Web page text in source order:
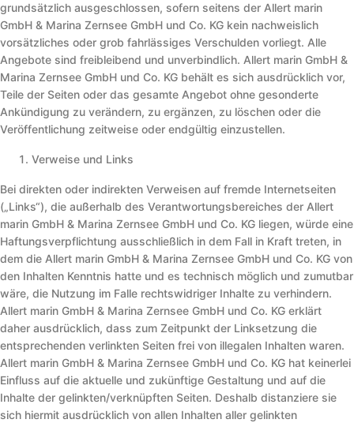
grundsätzlich ausgeschlossen, sofern seitens der Allert marin
GmbH & Marina Zernsee GmbH und Co. KG kein nachweislich
vorsätzliches oder grob fahrlässiges Verschulden vorliegt. Alle
Angebote sind freibleibend und unverbindlich. Allert marin GmbH &
Marina Zernsee GmbH und Co. KG behält es sich ausdrücklich vor,
Teile der Seiten oder das gesamte Angebot ohne gesonderte
Ankündigung zu verändern, zu ergänzen, zu löschen oder die
Veröffentlichung zeitweise oder endgültig einzustellen.
Verweise und Links
Bei direkten oder indirekten Verweisen auf fremde Internetseiten
(„Links“), die außerhalb des Verantwortungsbereiches der Allert
marin GmbH & Marina Zernsee GmbH und Co. KG liegen, würde eine
Haftungsverpflichtung ausschließlich in dem Fall in Kraft treten, in
dem die Allert marin GmbH & Marina Zernsee GmbH und Co. KG von
den Inhalten Kenntnis hatte und es technisch möglich und zumutbar
wäre, die Nutzung im Falle rechtswidriger Inhalte zu verhindern.
Allert marin GmbH & Marina Zernsee GmbH und Co. KG erklärt
daher ausdrücklich, dass zum Zeitpunkt der Linksetzung die
entsprechenden verlinkten Seiten frei von illegalen Inhalten waren.
Allert marin GmbH & Marina Zernsee GmbH und Co. KG hat keinerlei
Einfluss auf die aktuelle und zukünftige Gestaltung und auf die
Inhalte der gelinkten/verknüpften Seiten. Deshalb distanziere sie
sich hiermit ausdrücklich von allen Inhalten aller gelinkten